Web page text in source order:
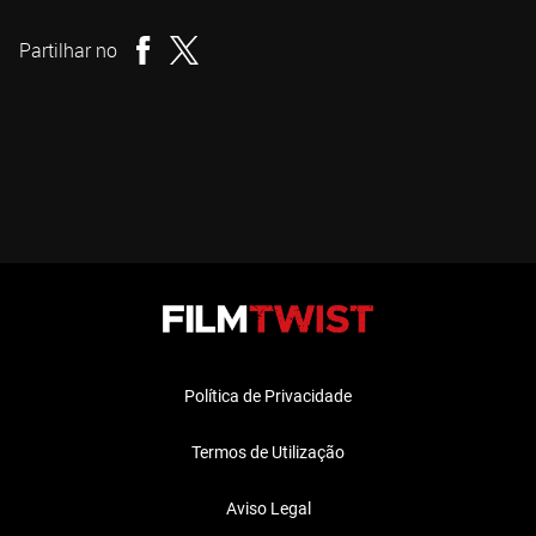
Partilhar no
Política de Privacidade
Termos de Utilização
Aviso Legal